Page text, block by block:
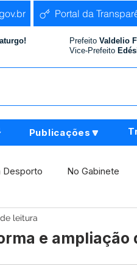
Portal da
Prefeito Valdelio
Vice-Prefeito
Publicações🔽
Desporto No Gabinete
Agricultura e Produção
e ampliação
leitura